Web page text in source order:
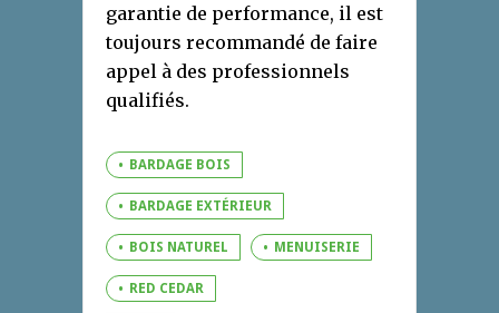
garantie de performance, il est
toujours recommandé de faire
appel à des professionnels
qualifiés.
BARDAGE BOIS
BARDAGE EXTÉRIEUR
BOIS NATUREL MENUISERIE
RED CEDAR